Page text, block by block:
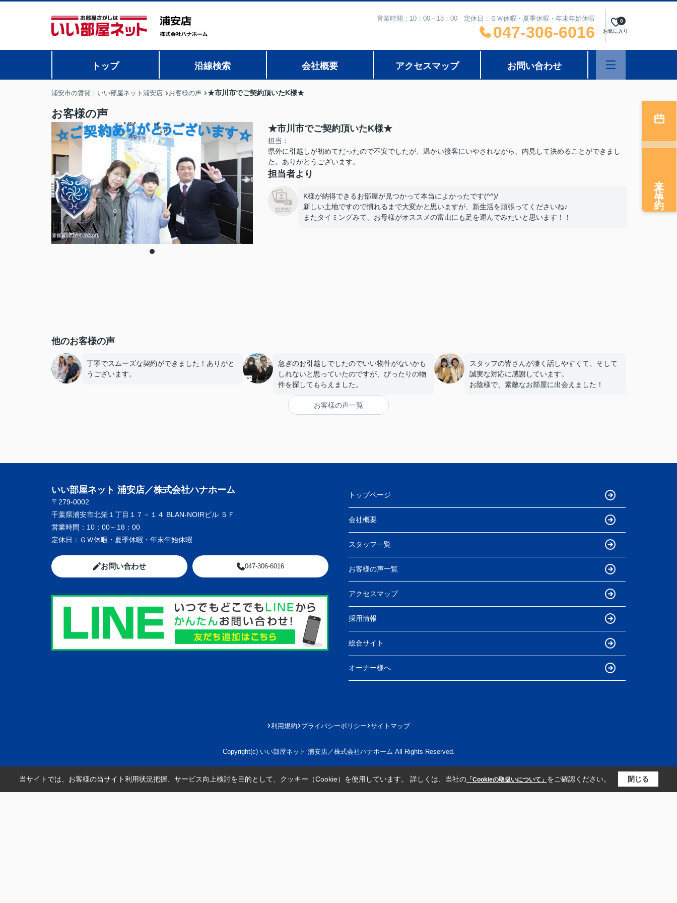
営業時間：10：00～18：00 定休日：ＧＷ休暇・夏季休暇・年末年始休暇
047-306-6016 お気に入り
0
トップ 沿線検索 会社概要 アクセスマップ お問い合わせ
浦安市の賃貸｜いい部屋ネット浦安店 お客様の声 ★市川市でご契約頂いたK様★
お客様の声
★市川市でご契約頂いたK様★
担当：
県外に引越しが初めてだったので不安でしたが、温かい接客にいやされながら、内見して決めることができまし
た。ありがとうございます。
担当者より
K様が納得できるお部屋が見つかって本当によかったです(^^)/
新しい土地ですので慣れるまで大変かと思いますが、新生活を頑張ってくださいね♪
またタイミングみて、お母様がオススメの富山にも足を運んでみたいと思います！！
他のお客様の声
丁寧でスムーズな契約ができました！ありがと
うございます。
急ぎのお引越しでしたのでいい物件がないかも
しれないと思っていたのですが、ぴったりの物
件を探してもらえました。
スタッフの皆さんが凄く話しやすくて、そして
誠実な対応に感謝しています。
お陰様で、素敵なお部屋に出会えました！
お客様の声一覧
来店予約
いい部屋ネット 浦安店／株式会社ハナホーム
〒279-0002
千葉県浦安市北栄１丁目１７－１４ BLAN-NOIRビル ５Ｆ
営業時間： 10：00～18：00
定休日： ＧＷ休暇・夏季休暇・年末年始休暇
お問い合わせ 047-306-6016
トップページ
会社概要
スタッフ一覧
お客様の声一覧
アクセスマップ
採用情報
総合サイト
オーナー様へ
利用規約 プライバシーポリシー サイトマップ
Copyright(c) いい部屋ネット 浦安店／株式会社ハナホーム All Rights Reserved.
当サイトでは、お客様の当サイト利用状況把握、サービス向上検討を目的として、クッキー（Cookie）を使用しています。 詳しくは、当社の「Cookieの取扱いについて」 をご確認ください。 閉じる